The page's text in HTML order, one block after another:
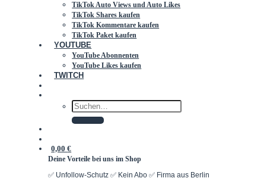
TikTok Auto Views und Auto Likes
TikTok Shares kaufen
TikTok Kommentare kaufen
TikTok Paket kaufen
YOUTUBE
YouTube Abonnenten
YouTube Likes kaufen
TWITCH
SUCHEN
NACH:
0,00€